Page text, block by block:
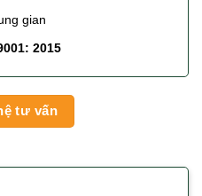
gian
2015
tư vấn